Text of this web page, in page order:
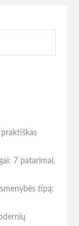
7 patarimai,
tipą: